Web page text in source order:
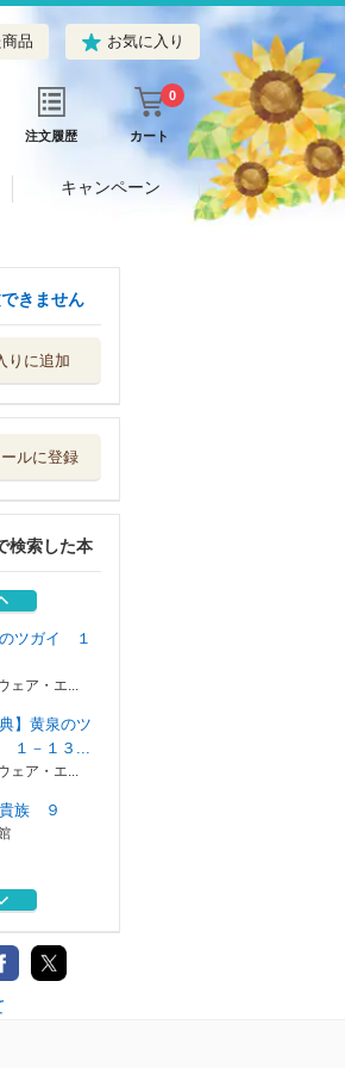
品 お気に入り
注文履歴 カート
0
キャンペーン
きません
りに追加
ルに登録
検索した本
族 ９
全巻セッ
族 セット
巻セット
ツガイ １
ェア・エ...
典】黄泉のツ
１－１３...
ェア・エ...
族 ９
全巻セッ
貴族 セット
巻セット